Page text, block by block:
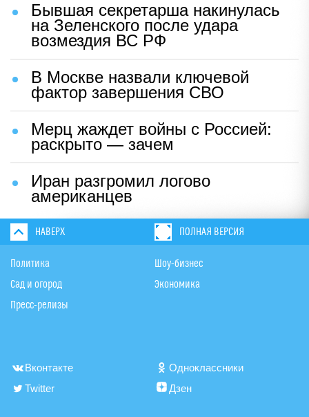
Бывшая секретарша накинулась
на Зеленского после удара
возмездия ВС РФ
В Москве назвали ключевой
фактор завершения СВО
Мерц жаждет войны с Россией:
раскрыто — зачем
Иран разгромил логово
американцев
НАВЕРХ ПОЛНАЯ ВЕРСИЯ
Политика
Сад и огород
Пресс-релизы
Шоу-бизнес
Экономика
Вконтакте
Одноклассники
Twitter
Дзен